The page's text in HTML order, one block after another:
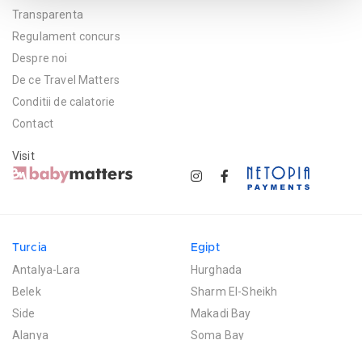
Transparenta
Regulament concurs
Despre noi
De ce Travel Matters
Conditii de calatorie
Contact
Visit
Turcia
Antalya-Lara
Belek
Side
Alanya
Egipt
Hurghada
Sharm El-Sheikh
Makadi Bay
Soma Bay